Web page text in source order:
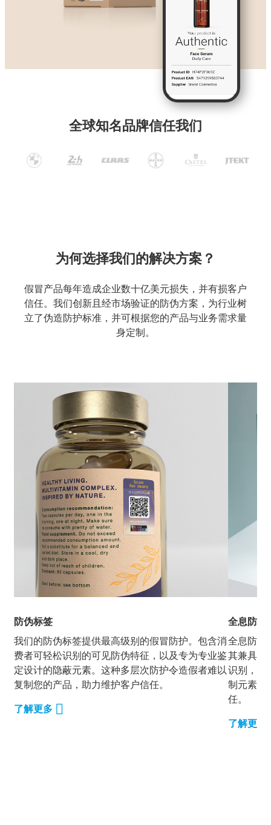
全球知名品牌信任我们
为何选择我们的解决方案？
假冒产品每年造成企业数十亿美元损失，并有损客户
信任。我们创新且经市场验证的防伪方案，为行业树
立了伪造防护标准，并可根据您的产品与业务需求量
身定制。
防伪标签
我们的防伪标签提供最高级别的假冒防护。包含消
费者可轻松识别的可见防伪特征，以及专为专业鉴
定设计的隐蔽元素。这种多层次防护令造假者难以
复制您的产品，助力维护客户信任。
了解更多
全息防伪
全息防伪
其兼具视
识别，造
制元素进
任。
了解更多